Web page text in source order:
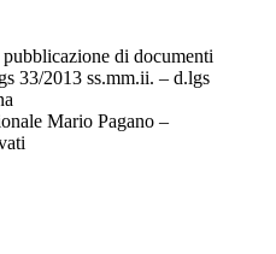
di documenti
33/2013 ss.mm.ii. – d.lgs
Mario Pagano –